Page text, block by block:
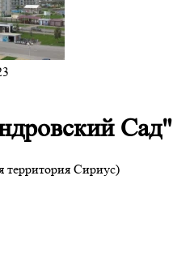
Сад"
Сириус)